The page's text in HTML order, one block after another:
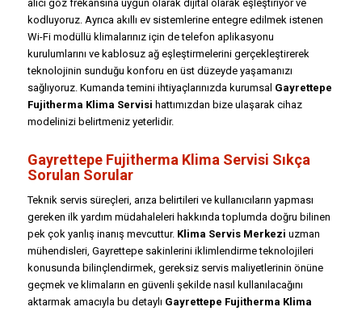
alıcı göz frekansına uygun olarak dijital olarak eşleştiriyor ve
kodluyoruz. Ayrıca akıllı ev sistemlerine entegre edilmek istenen
Wi-Fi modüllü klimalarınız için de telefon aplikasyonu
kurulumlarını ve kablosuz ağ eşleştirmelerini gerçekleştirerek
teknolojinin sunduğu konforu en üst düzeyde yaşamanızı
sağlıyoruz. Kumanda temini ihtiyaçlarınızda kurumsal Gayrettepe
Fujitherma Klima Servisi hattımızdan bize ulaşarak cihaz
modelinizi belirtmeniz yeterlidir.
Gayrettepe Fujitherma Klima Servisi Sıkça
Sorulan Sorular
Teknik servis süreçleri, arıza belirtileri ve kullanıcıların yapması
gereken ilk yardım müdahaleleri hakkında toplumda doğru bilinen
pek çok yanlış inanış mevcuttur. Klima Servis Merkezi uzman
mühendisleri, Gayrettepe sakinlerini iklimlendirme teknolojileri
konusunda bilinçlendirmek, gereksiz servis maliyetlerinin önüne
geçmek ve klimaların en güvenli şekilde nasıl kullanılacağını
aktarmak amacıyla bu detaylı Gayrettepe Fujitherma Klima